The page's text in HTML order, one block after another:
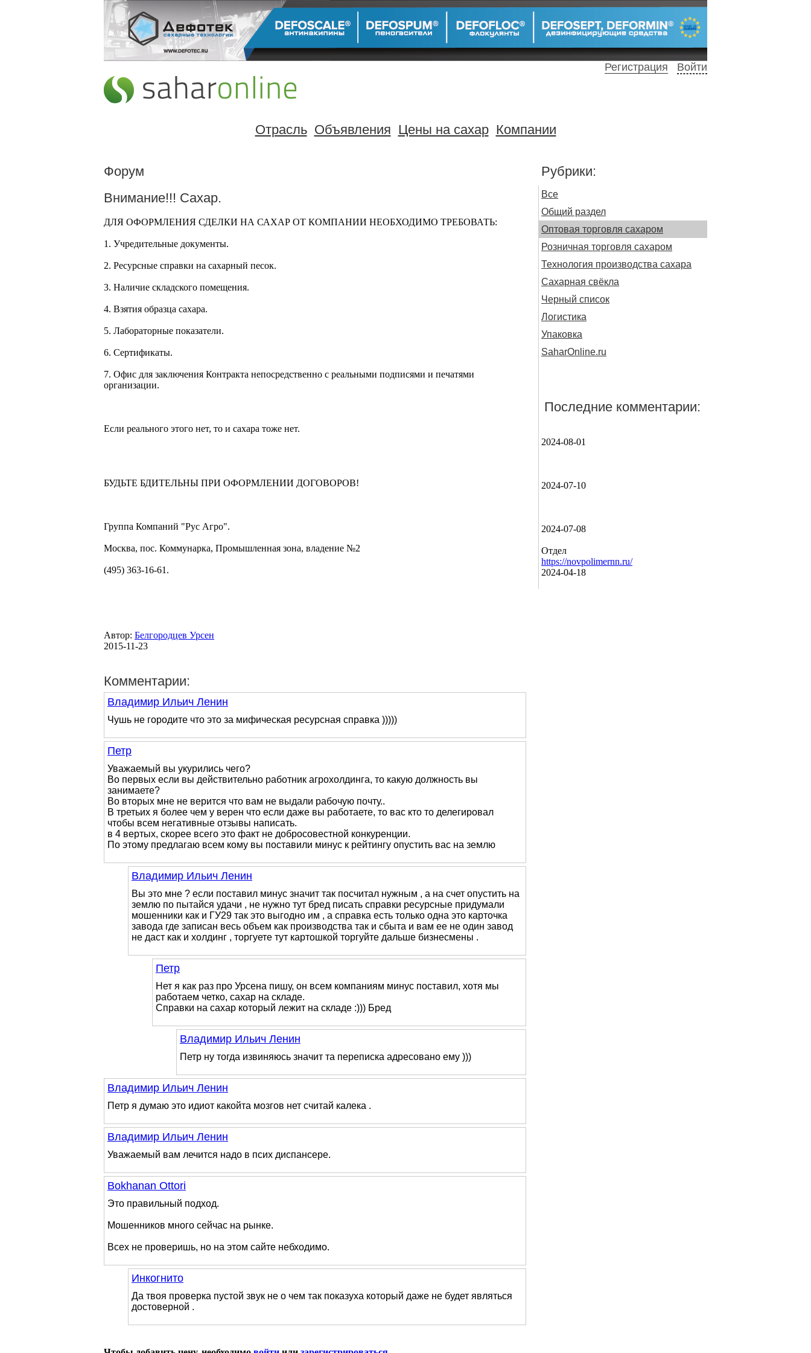
Войти
Регистрация
Отрасль Объявления Цены на сахар Компании
Рубрики:
Все
Общий раздел
Оптовая торговля сахаром
Розничная торговля сахаром
Технология производства сахара
Сахарная свёкла
Черный список
Логистика
Упаковка
SaharOnline.ru
Последние комментарии:
2024-08-01
2024-07-10
2024-07-08
Отдел
https://novpolimernn.ru/
2024-04-18
Форум
Внимание!!! Сахар.
ДЛЯ ОФОРМЛЕНИЯ СДЕЛКИ НА САХАР ОТ КОМПАНИИ НЕОБХОДИМО ТРЕБОВАТЬ:
1. Учредительные документы.
2. Ресурсные справки на сахарный песок.
3. Наличие складского помещения.
4. Взятия образца сахара.
5. Лабораторные показатели.
6. Сертификаты.
7. Офис для заключения Контракта непосредственно с реальными подписями и печатями
организации.
Если реального этого нет, то и сахара тоже нет.
БУДЬТЕ БДИТЕЛЬНЫ ПРИ ОФОРМЛЕНИИ ДОГОВОРОВ!
Группа Компаний "Рус Агро".
Москва, пос. Коммунарка, Промышленная зона, владение №2
(495) 363-16-61.
Автор: Белгородцев Урсен
2015-11-23
Комментарии:
Владимир Ильич Ленин
Чушь не городите что это за мифическая ресурсная справка )))))
Петр
Уважаемый вы укурились чего?
Во первых если вы действительно работник агрохолдинга, то какую должность вы
занимаете?
Во вторых мне не верится что вам не выдали рабочую почту..
В третьих я более чем у верен что если даже вы работаете, то вас кто то делегировал
чтобы всем негативные отзывы написать.
в 4 вертых, скорее всего это факт не добросовестной конкуренции.
По этому предлагаю всем кому вы поставили минус к рейтингу опустить вас на землю
Владимир Ильич Ленин
Вы это мне ? если поставил минус значит так посчитал нужным , а на счет опустить на
землю по пытайся удачи , не нужно тут бред писать справки ресурсные придумали
мошенники как и ГУ29 так это выгодно им , а справка есть только одна это карточка
завода где записан весь объем как производства так и сбыта и вам ее не один завод
не даст как и холдинг , торгуете тут картошкой торгуйте дальше бизнесмены .
Петр
Нет я как раз про Урсена пишу, он всем компаниям минус поставил, хотя мы
работаем четко, сахар на складе.
Справки на сахар который лежит на складе :))) Бред
Владимир Ильич Ленин
Петр ну тогда извиняюсь значит та переписка адресовано ему )))
Владимир Ильич Ленин
Петр я думаю это идиот какойта мозгов нет считай калека .
Владимир Ильич Ленин
Уважаемый вам лечится надо в псих диспансере.
Bokhanan Ottori
Это правильный подход.
Мошенников много сейчас на рынке.
Всех не проверишь, но на этом сайте небходимо.
Инкогнито
Да твоя проверка пустой звук не о чем так показуха который даже не будет являться
достоверной .